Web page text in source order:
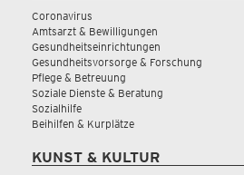
Coronavirus
Amtsarzt & Bewilligungen
Gesundheitseinrichtungen
Gesundheitsvorsorge & Forschung
Pflege & Betreuung
Soziale Dienste & Beratung
Sozialhilfe
Beihilfen & Kurplätze
KUNST & KULTUR